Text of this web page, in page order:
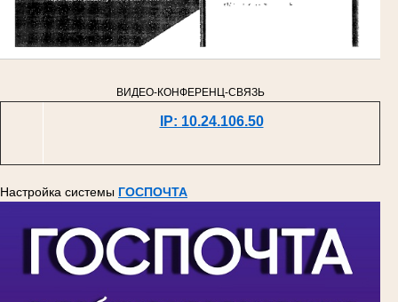
ВИДЕО-КОНФЕРЕНЦ-СВЯЗЬ
IP: 10.24.106.50
Настройка системы ГОСПОЧТА